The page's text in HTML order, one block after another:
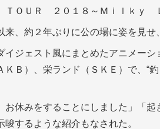
ＯＵＲ ２０１８～Ｍｉｌｋｙ Ｌ
、約２年ぶりに公の場に姿を見せ
イジェスト風にまとめたアニメー
Ｂ）、栄ランド（ＳＫＥ）で、“
お休みをすることにしました」「
するような紹介もなされた。